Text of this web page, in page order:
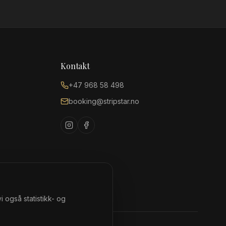
Kontakt
+47 968 58 498
booking@stripstar.no
også statistikk- og